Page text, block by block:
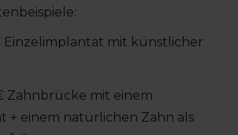
Einzelimplantat mit künstlicher
Zahnbrücke mit einem
+ einem natürlichen Zahn als